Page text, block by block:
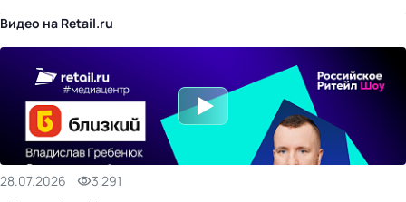
Видео на Retail.ru
28.07.2026 3 291